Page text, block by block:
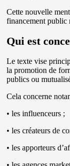
Cette nouvelle
financement public
Qui est
Le texte vise
la promotion de
publics ou
Cela concerne
• les influenceurs ;
• les créateurs de
• les apporteurs